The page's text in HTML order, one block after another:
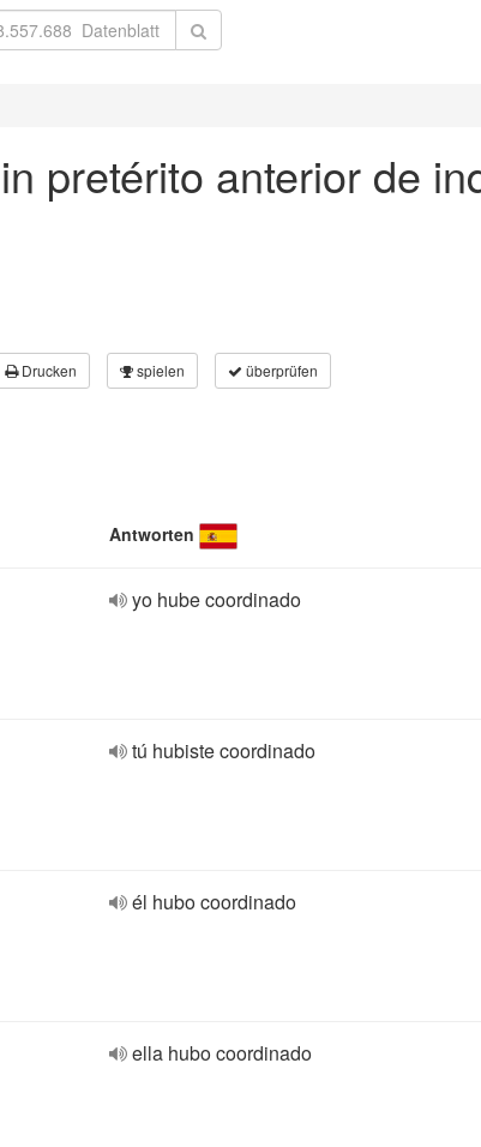
pretérito anterior de
Drucken spielen überprüfen
Antworten
yo hube coordinado
tú hubiste coordinado
él hubo coordinado
ella hubo coordinado